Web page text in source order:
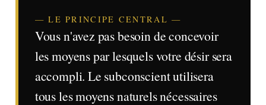
— LE PRINCIPE CENTRAL —
Vous n'avez pas besoin de concevoir
les moyens par lesquels votre désir sera
accompli. Le subconscient utilisera
tous les moyens naturels nécessaires